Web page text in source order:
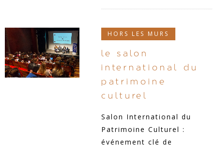
HORS LES MURS
le salon
international du
patrimoine
culturel
Salon International du
Patrimoine Culturel :
événement clé de